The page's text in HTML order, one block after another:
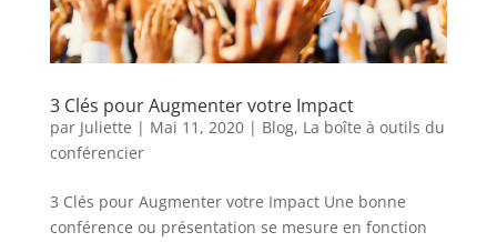
3 Clés pour Augmenter votre Impact
par Juliette | Mai 11, 2020| Blog, La boîte à outils du
conférencier
3 Clés pour Augmenter votre Impact Une bonne
conférence ou présentation se mesure en fonction